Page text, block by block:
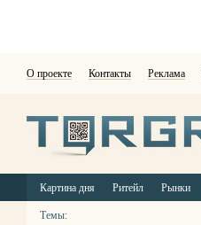
О проекте Контакты Реклама
Картина дня Ритейл Рынки
Темы: